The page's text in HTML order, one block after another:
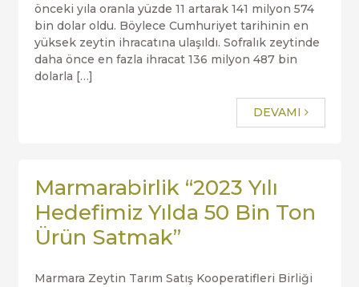
önceki yıla oranla yüzde 11 artarak 141 milyon 574
bin dolar oldu. Böylece Cumhuriyet tarihinin en
yüksek zeytin ihracatına ulaşıldı. Sofralık zeytinde
daha önce en fazla ihracat 136 milyon 487 bin
dolarla […]
DEVAMI
Marmarabirlik “2023 Yılı
Hedefimiz Yılda 50 Bin Ton
Ürün Satmak”
Marmara Zeytin Tarım Satış Kooperatifleri Birliği